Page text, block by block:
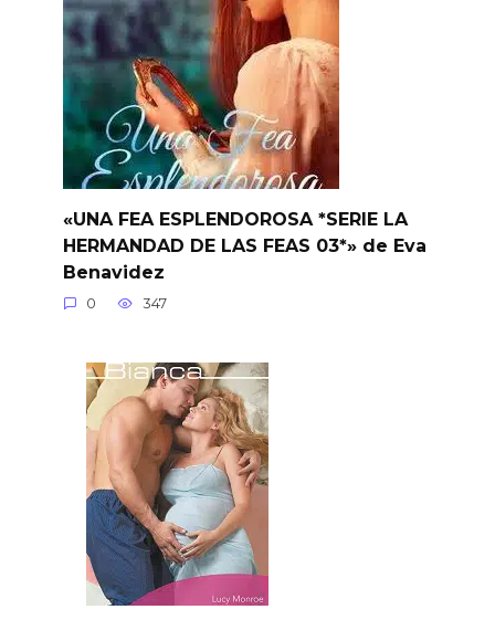
«UNA FEA ESPLENDOROSA *SERIE LA
HERMANDAD DE LAS FEAS 03*» de Eva
Benavidez
0 347